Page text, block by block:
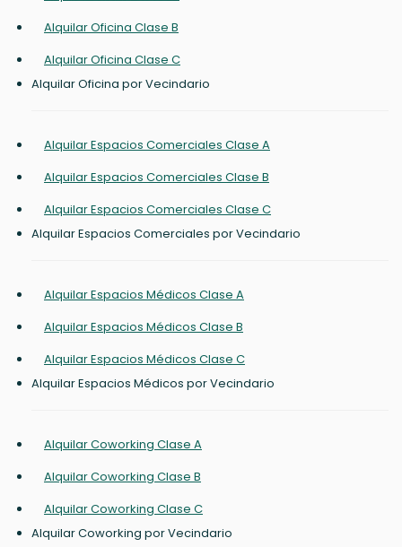
Alquilar Oficina Clase B
Alquilar Oficina Clase C
Alquilar Oficina por Vecindario
Alquilar Espacios Comerciales Clase A
Alquilar Espacios Comerciales Clase B
Alquilar Espacios Comerciales Clase C
Alquilar Espacios Comerciales por Vecindario
Alquilar Espacios Médicos Clase A
Alquilar Espacios Médicos Clase B
Alquilar Espacios Médicos Clase C
Alquilar Espacios Médicos por Vecindario
Alquilar Coworking Clase A
Alquilar Coworking Clase B
Alquilar Coworking Clase C
Alquilar Coworking por Vecindario